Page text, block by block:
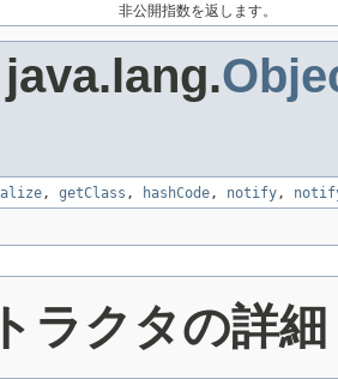
非公開指数を返します。
, getClass , hashCode , notify ,
ラクタの詳細